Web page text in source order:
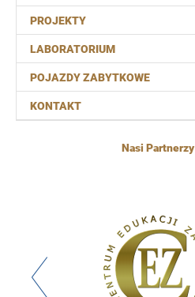
PROJEKTY
LABORATORIUM
POJAZDY ZABYTKOWE
KONTAKT
Nasi Partnerzy